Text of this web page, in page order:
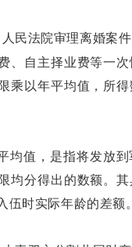
人民法院审理离婚案
、自主择业费等一
乘以年平均值，所
均值，是指将发放
均分得出的数额。
伍时实际年龄的差额。